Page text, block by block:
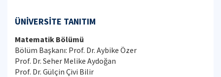
ÜNİVERSİTE TANITIM
Matematik Bölümü
Bölüm Başkanı: Prof. Dr. Aybike Özer
Prof. Dr. Seher Melike Aydoğan
Prof. Dr. Gülçin Çivi Bilir